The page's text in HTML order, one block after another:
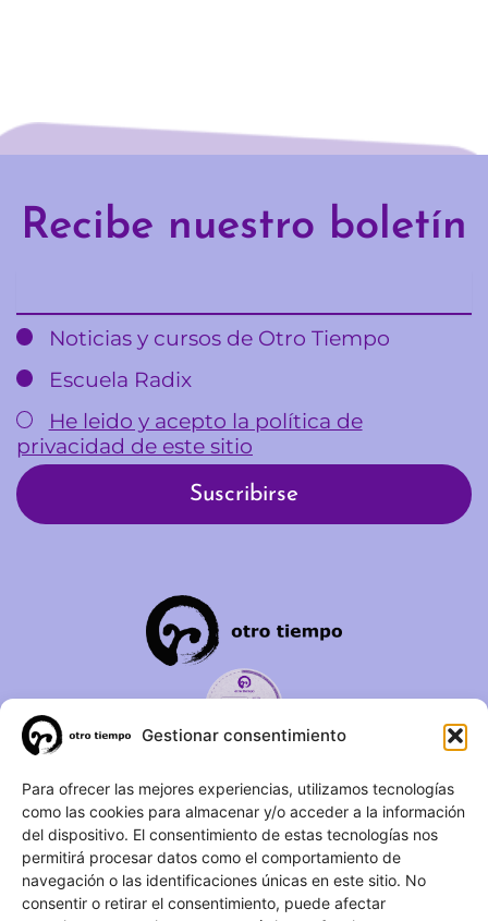
Gestionar consentimiento
Para ofrecer las mejores experiencias, utilizamos tecnologías
como las cookies para almacenar y/o acceder a la información
del dispositivo. El consentimiento de estas tecnologías nos
permitirá procesar datos como el comportamiento de
navegación o las identificaciones únicas en este sitio. No
consentir o retirar el consentimiento, puede afectar
ó
n
Recibe nuestro boletín
Noticias y cursos de Otro Tiempo
Escuela Radix
He leido y acepto la política de
privacidad de este sitio
C/ Duque de Fernán Núñez,
2 – 1ºA 28012 – Madrid
(+34) 623 183 283
info@otrotiempo.org